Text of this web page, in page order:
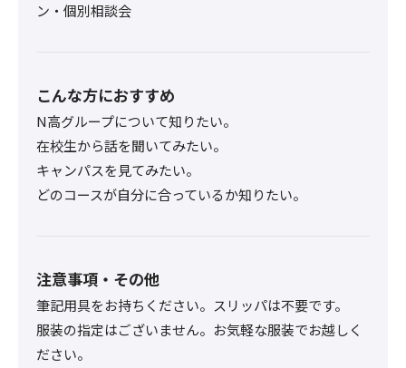
ン・個別相談会
こんな方におすすめ
N高グループについて知りたい。
在校生から話を聞いてみたい。
キャンパスを見てみたい。
どのコースが自分に合っているか知りたい。
注意事項・その他
筆記用具をお持ちください。スリッパは不要です。
服装の指定はございません。お気軽な服装でお越しく
ださい。